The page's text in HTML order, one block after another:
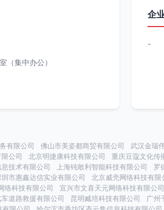
（集中办公）
企
-
有限公司 佛山市美姿都商贸有限公司 武汉金瑞
公司 北京明捷康科技有限公司 重庆豆蔻文化传
技术有限公司 上海钝敢利智能科技有限公司 罗
圳市惠鑫达信实业有限公司 北京威壳网络科技有限
络科技有限公司 宜兴市文喜天元网络科技有限公司
道路救援有限公司 昆明臧培科技有限公司 广州